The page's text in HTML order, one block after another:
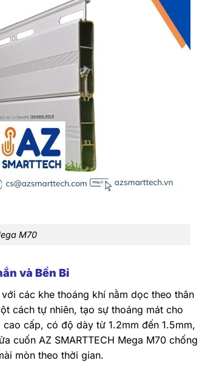
M70
và Bền Bỉ
các khe thoáng khí nằm dọc theo thân
cách tự nhiên, tạo sự thoáng mát cho
cấp, có độ dày từ 1.2mm đến 1.5mm,
cuốn AZ SMARTTECH Mega M70 chống
mòn theo thời gian.